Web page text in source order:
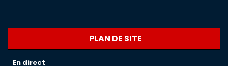
PLAN DE SITE
En direct